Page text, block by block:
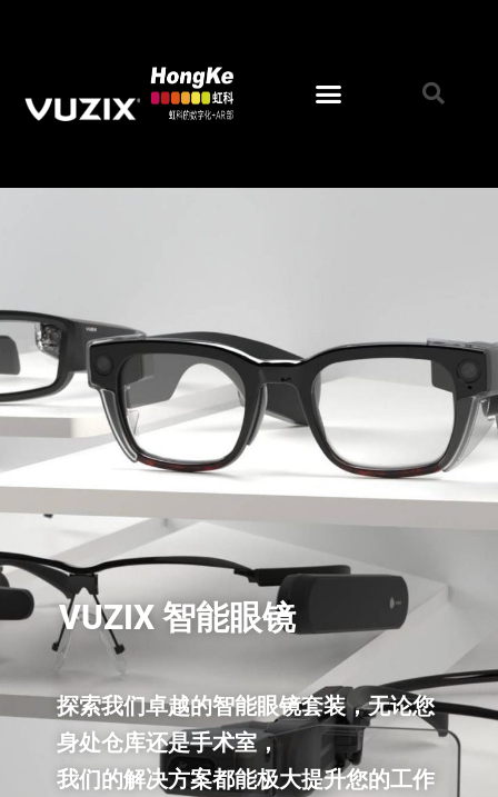
VUZIX 智能眼镜
探索我们卓越的智能眼镜套装，无论您
身处仓库还是手术室，
我们的解决方案都能极大提升您的工作